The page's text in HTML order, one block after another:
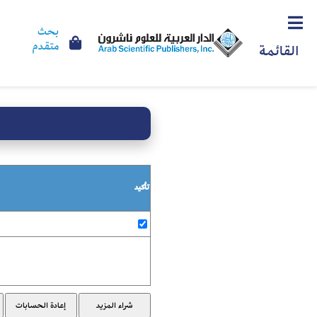
القائمة
بحث
متقدم
تأكيد